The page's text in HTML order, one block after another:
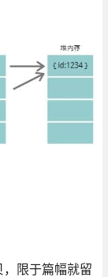
限于篇幅就留